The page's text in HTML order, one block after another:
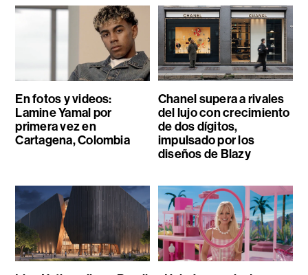
En fotos y videos:
Lamine Yamal por
primera vez en
Cartagena, Colombia
Chanel supera a rivales
del lujo con crecimiento
de dos dígitos,
impulsado por los
diseños de Blazy